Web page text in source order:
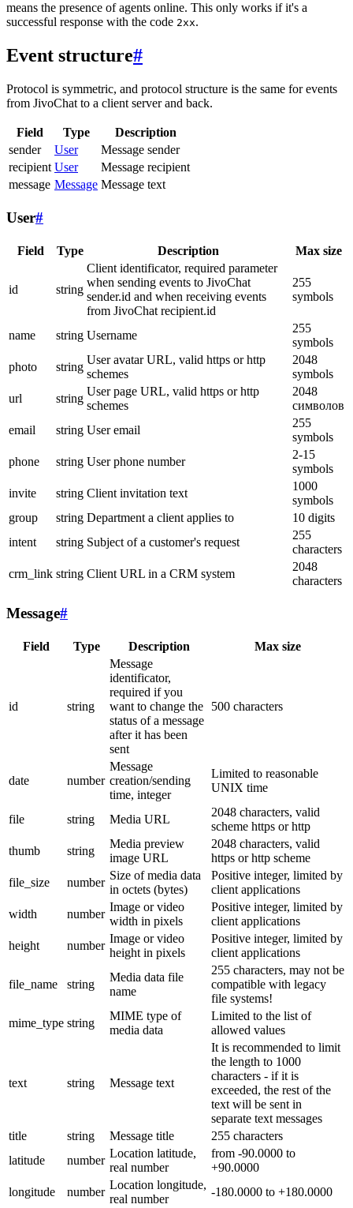
means the presence of agents online. This only works if it's a
successful response with the code 2xx.
Event structure#
Protocol is symmetric, and protocol structure is the same for events
from JivoChat to a client server and back.
Field Type
Description
sender
User
Message sender
recipient User
Message recipient
message Message Message text
User#
Field Type Description Max size
id string
Client identificator, required parameter
when sending events to JivoChat
sender.id and when receiving events
from JivoChat recipient.id
255
symbols
name string Username
255
symbols
photo
string
User avatar URL, valid https or http
schemes
2048
symbols
url
string
User page URL, valid https or http
schemes
2048
символов
email
string User email
255
symbols
phone
string User phone number
2-15
symbols
invite
string Client invitation text
1000
symbols
group
string Department a client applies to
10 digits
intent
string Subject of a customer's request
255
characters
crm_link string Client URL in a CRM system
2048
characters
Message#
Field Type Description Max size
id string
Message
identificator,
required if you
want to change the
status of a message
after it has been
sent
500 characters
date number
Message
creation/sending
time, integer
Limited to reasonable
UNIX time
file string Media URL
2048 characters, valid
scheme https or http
thumb
string
Media preview
image URL
2048 characters, valid
https or http scheme
file_size
number
Size of media data
in octets (bytes)
Positive integer, limited by
client applications
width
number
Image or video
width in pixels
Positive integer, limited by
client applications
height
number
Image or video
height in pixels
Positive integer, limited by
client applications
file_name string
Media data file
name
255 characters, may not be
compatible with legacy
file systems!
mime_type string
MIME type of
media data
Limited to the list of
allowed values
text string Message text
It is recommended to limit
the length to 1000
characters - if it is
exceeded, the rest of the
text will be sent in
separate text messages
title
string Message title
255 characters
latitude
number
Location latitude,
real number
from -90.0000 to
+90.0000
longitude
number
Location longitude,
real number
-180.0000 to +180.0000